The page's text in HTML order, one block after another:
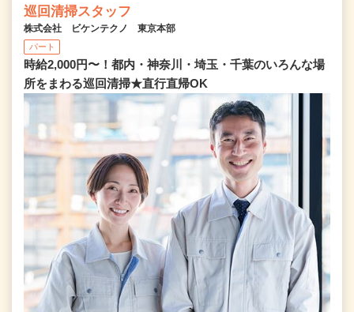
巡回清掃スタッフ
株式会社 ビケンテクノ 東京本部
パート
時給2,000円〜！都内・神奈川・埼玉・千葉のいろんな場
所をまわる巡回清掃★直行直帰OK